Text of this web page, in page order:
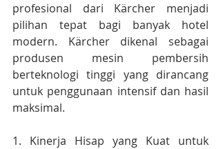
profesional dari Kärcher menjadi
pilihan tepat bagi banyak hotel
modern. Kärcher dikenal sebagai
produsen mesin pembersih
berteknologi tinggi yang dirancang
untuk penggunaan intensif dan hasil
maksimal.
1. Kinerja Hisap yang Kuat untuk